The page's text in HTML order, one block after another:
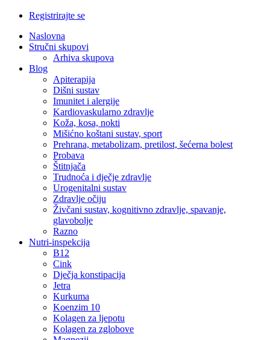
Registrirajte se
Naslovna
Stručni skupovi
Arhiva skupova
Blog
Apiterapija
Dišni sustav
Imunitet i alergije
Kardiovaskularno zdravlje
Koža, kosa, nokti
Mišićno koštani sustav, sport
Prehrana, metabolizam, pretilost, šećerna bolest
Probava
Štitnjača
Trudnoća i dječje zdravlje
Urogenitalni sustav
Zdravlje očiju
Živčani sustav, kognitivno zdravlje, spavanje,
glavobolje
Razno
Nutri-inspekcija
B12
Cink
Dječja konstipacija
Jetra
Kurkuma
Koenzim 10
Kolagen za ljepotu
Kolagen za zglobove